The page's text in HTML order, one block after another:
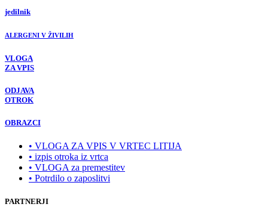
jedilnik
ALERGENI V ŽIVILIH
VLOGA
ZA VPIS
ODJAVA
OTROK
OBRAZCI
• VLOGA ZA VPIS V VRTEC LITIJA
• izpis otroka iz vrtca
• VLOGA za premestitev
• Potrdilo o zaposlitvi
PARTNERJI